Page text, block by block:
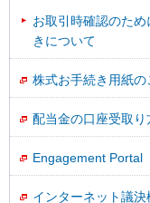
お取引時確認のた
きについて
株式お手続き用紙の
配当金の口座受取り
Engagement Portal
インターネット議決